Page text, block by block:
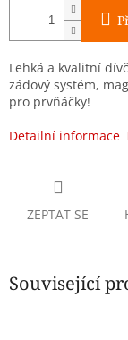
Lehká a kvalitní
zádový systém,
pro prvňáčky!
Detailní informace
ZEPTAT SE
Související